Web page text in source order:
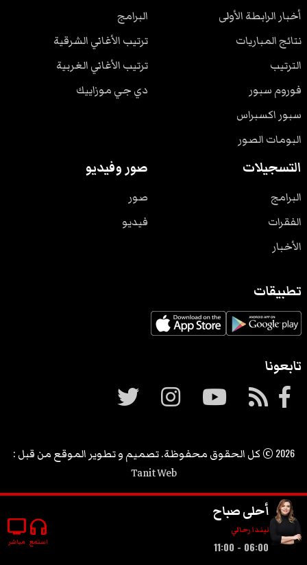
أخبار الرابطة الأولى
نتائج المباريات
الترتيب
فوروم سبور
سبور اكسبراس
البومات الصور
البرامج
ترتيب الأغاني الشرقية
ترتيب الأغاني الغربية
دي جي موزاييك
التسجيلات
البرامج
الفقرات
الأخبار
صور وفيديو
صور
فيديو
تطبيقات
تابعونا
2026 © كل الحقوق محفوظة. تصميم و تطوير الموقع من قبل :
Tanit Web
أحلى صباح
ليندا رحالي
06:00 - 11:00
headphones
استمع
tv
مباشر